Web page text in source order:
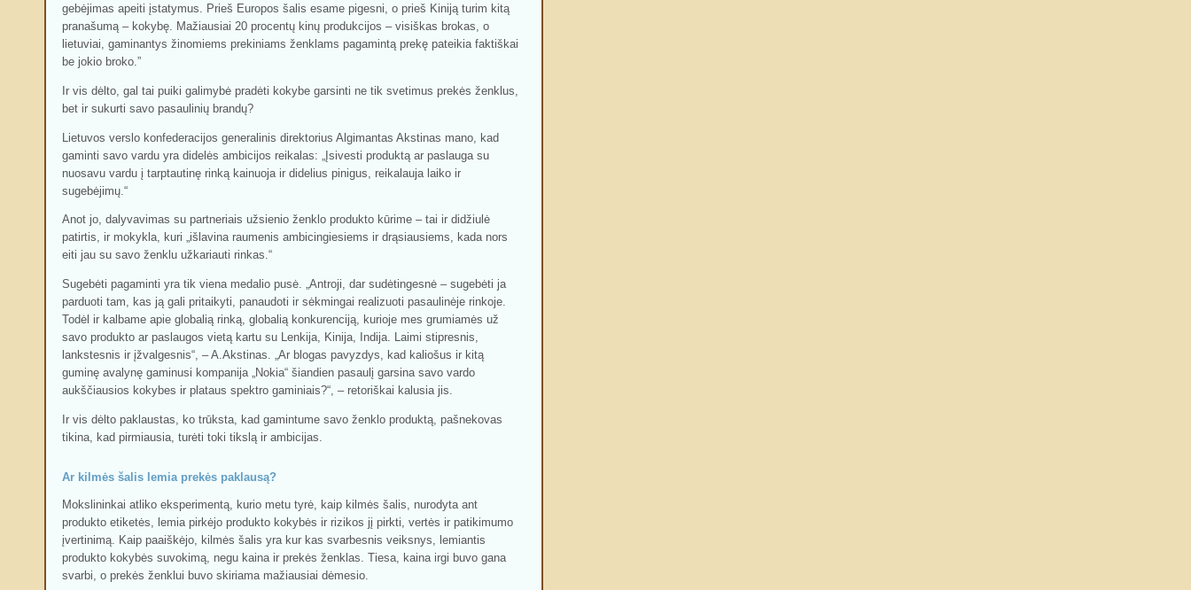
gebėjimas apeiti įstatymus. Prieš Europos šalis esame pigesni, o prieš Kiniją turim kitą
pranašumą – kokybę. Mažiausiai 20 procentų kinų produkcijos – visiškas brokas, o
lietuviai, gaminantys žinomiems prekiniams ženklams pagamintą prekę pateikia faktiškai
be jokio broko.”
Ir vis dėlto, gal tai puiki galimybė pradėti kokybe garsinti ne tik svetimus prekės ženklus,
bet ir sukurti savo pasaulinių brandų?
Lietuvos verslo konfederacijos generalinis direktorius Algimantas Akstinas mano, kad
gaminti savo vardu yra didelės ambicijos reikalas: „Įsivesti produktą ar paslauga su
nuosavu vardu į tarptautinę rinką kainuoja ir didelius pinigus, reikalauja laiko ir
sugebėjimų.“
Anot jo, dalyvavimas su partneriais užsienio ženklo produkto kūrime – tai ir didžiulė
patirtis, ir mokykla, kuri „išlavina raumenis ambicingiesiems ir drąsiausiems, kada nors
eiti jau su savo ženklu užkariauti rinkas.“
Sugebėti pagaminti yra tik viena medalio pusė. „Antroji, dar sudėtingesnė – sugebėti ja
parduoti tam, kas ją gali pritaikyti, panaudoti ir sėkmingai realizuoti pasaulinėje rinkoje.
Todėl ir kalbame apie globalią rinką, globalią konkurenciją, kurioje mes grumiamės už
savo produkto ar paslaugos vietą kartu su Lenkija, Kinija, Indija. Laimi stipresnis,
lankstesnis ir įžvalgesnis“, – A.Akstinas. „Ar blogas pavyzdys, kad kaliošus ir kitą
guminę avalynę gaminusi kompanija „Nokia“ šiandien pasaulį garsina savo vardo
aukščiausios kokybes ir plataus spektro gaminiais?“, – retoriškai kalusia jis.
Ir vis dėlto paklaustas, ko trūksta, kad gamintume savo ženklo produktą, pašnekovas
tikina, kad pirmiausia, turėti toki tikslą ir ambicijas.
Ar kilmės šalis lemia prekės paklausą?
Mokslininkai atliko eksperimentą, kurio metu tyrė, kaip kilmės šalis, nurodyta ant
produkto etiketės, lemia pirkėjo produkto kokybės ir rizikos jį pirkti, vertės ir patikimumo
įvertinimą. Kaip paaiškėjo, kilmės šalis yra kur kas svarbesnis veiksnys, lemiantis
produkto kokybės suvokimą, negu kaina ir prekės ženklas. Tiesa, kaina irgi buvo gana
svarbi, o prekės ženklui buvo skiriama mažiausiai dėmesio.